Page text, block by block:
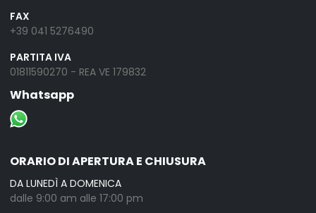
FAX
+39 041 5276490
PARTITA IVA
01811590270 - REA VE 179832
Whatsapp
ORARIO DI APERTURA E CHIUSURA
DA LUNEDÌ A DOMENICA
dalle 9:00 am alle 17:00 pm